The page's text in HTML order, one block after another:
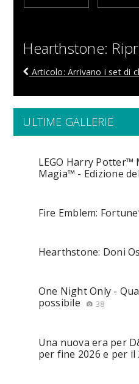
Hearthstone:
Articolo: Arrivano i set di
ULTIME GALLERIE
LEGO Harry Potter™
Magia™ - Edizione
Fire Emblem:
Hearthstone: Doni
One Night Only -
possibile
38
Una nuova era per
per fine 2026 e per il